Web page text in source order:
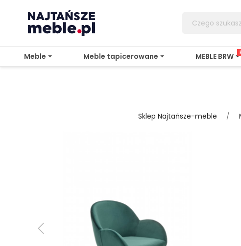
Meble Meble tapicerowane MEBLE BRW
Sklep Najtańsze-meble